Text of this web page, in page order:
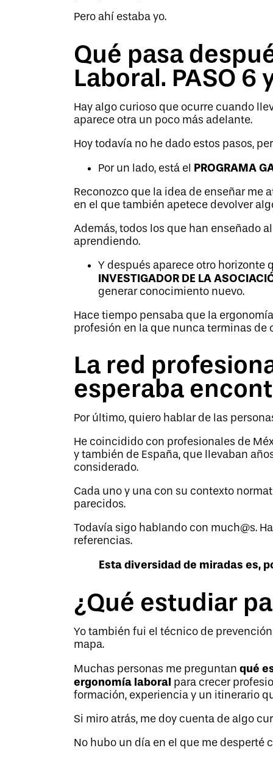
Pero ahí estaba yo.
Qué pasa
Laboral. PASO 6
Hay algo curioso que ocurre cuando
aparece otra un poco más adelante.
Hoy todavía no he dado estos pasos,
Por un lado, está el PROGRAMA
Reconozco que la idea de enseñar me
en el que también apetece devolver
Además, todos los que han enseñado
aprendiendo.
Y después aparece otro
INVESTIGADOR DE LA
generar conocimiento nuevo.
Hace tiempo pensaba que la
profesión en la que nunca terminas de
La red
esperaba
Por último, quiero hablar de las
He coincidido con profesionales de
y también de España, que llevaban
considerado.
Cada uno y una con su contexto
parecidos.
Todavía sigo hablando con much@s.
referencias.
Esta diversidad de miradas es,
¿Qué estudiar
Yo también fui el técnico de
mapa.
Muchas personas me preguntanqué
ergonomía laboral para crecer
formación, experiencia y un itinerario
Si miro atrás, me doy cuenta de algo
No hubo un día en el que me desperté